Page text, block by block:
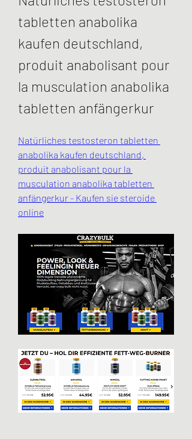
tabletten anabolika
kaufen deutschland,
produit anabolisant pour
la musculation anabolika
tabletten anfängerkur
Natürliches testosteron tabletten
anabolika kaufen deutschland,
produit anabolisant pour la
musculation anabolika tabletten
anfängerkur - Kaufen sie steroide
online